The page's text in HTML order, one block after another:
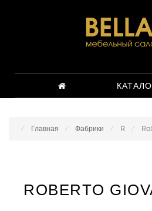
Главная Фабрики R
ROBERTO